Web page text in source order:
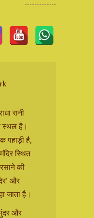
रानी
स्थल है।
पहाड़ी है,
स्थित
की
और
जाता है।
और